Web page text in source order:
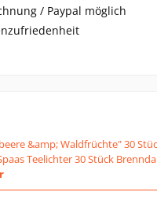
/ Paypal möglich
&amp; Waldfrüchte" 30
Teelichter 30 Stück